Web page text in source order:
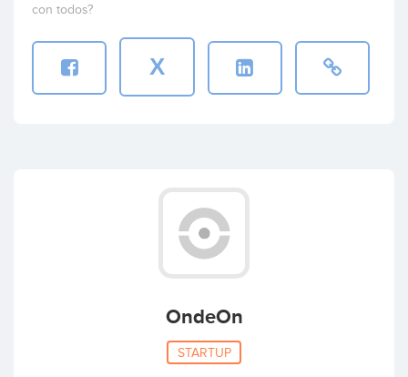
con todos?
X
OndeOn
STARTUP